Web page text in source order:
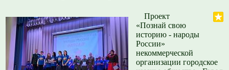
Проект
«Познай свою
историю - народы
России»
некоммерческой
организации городское